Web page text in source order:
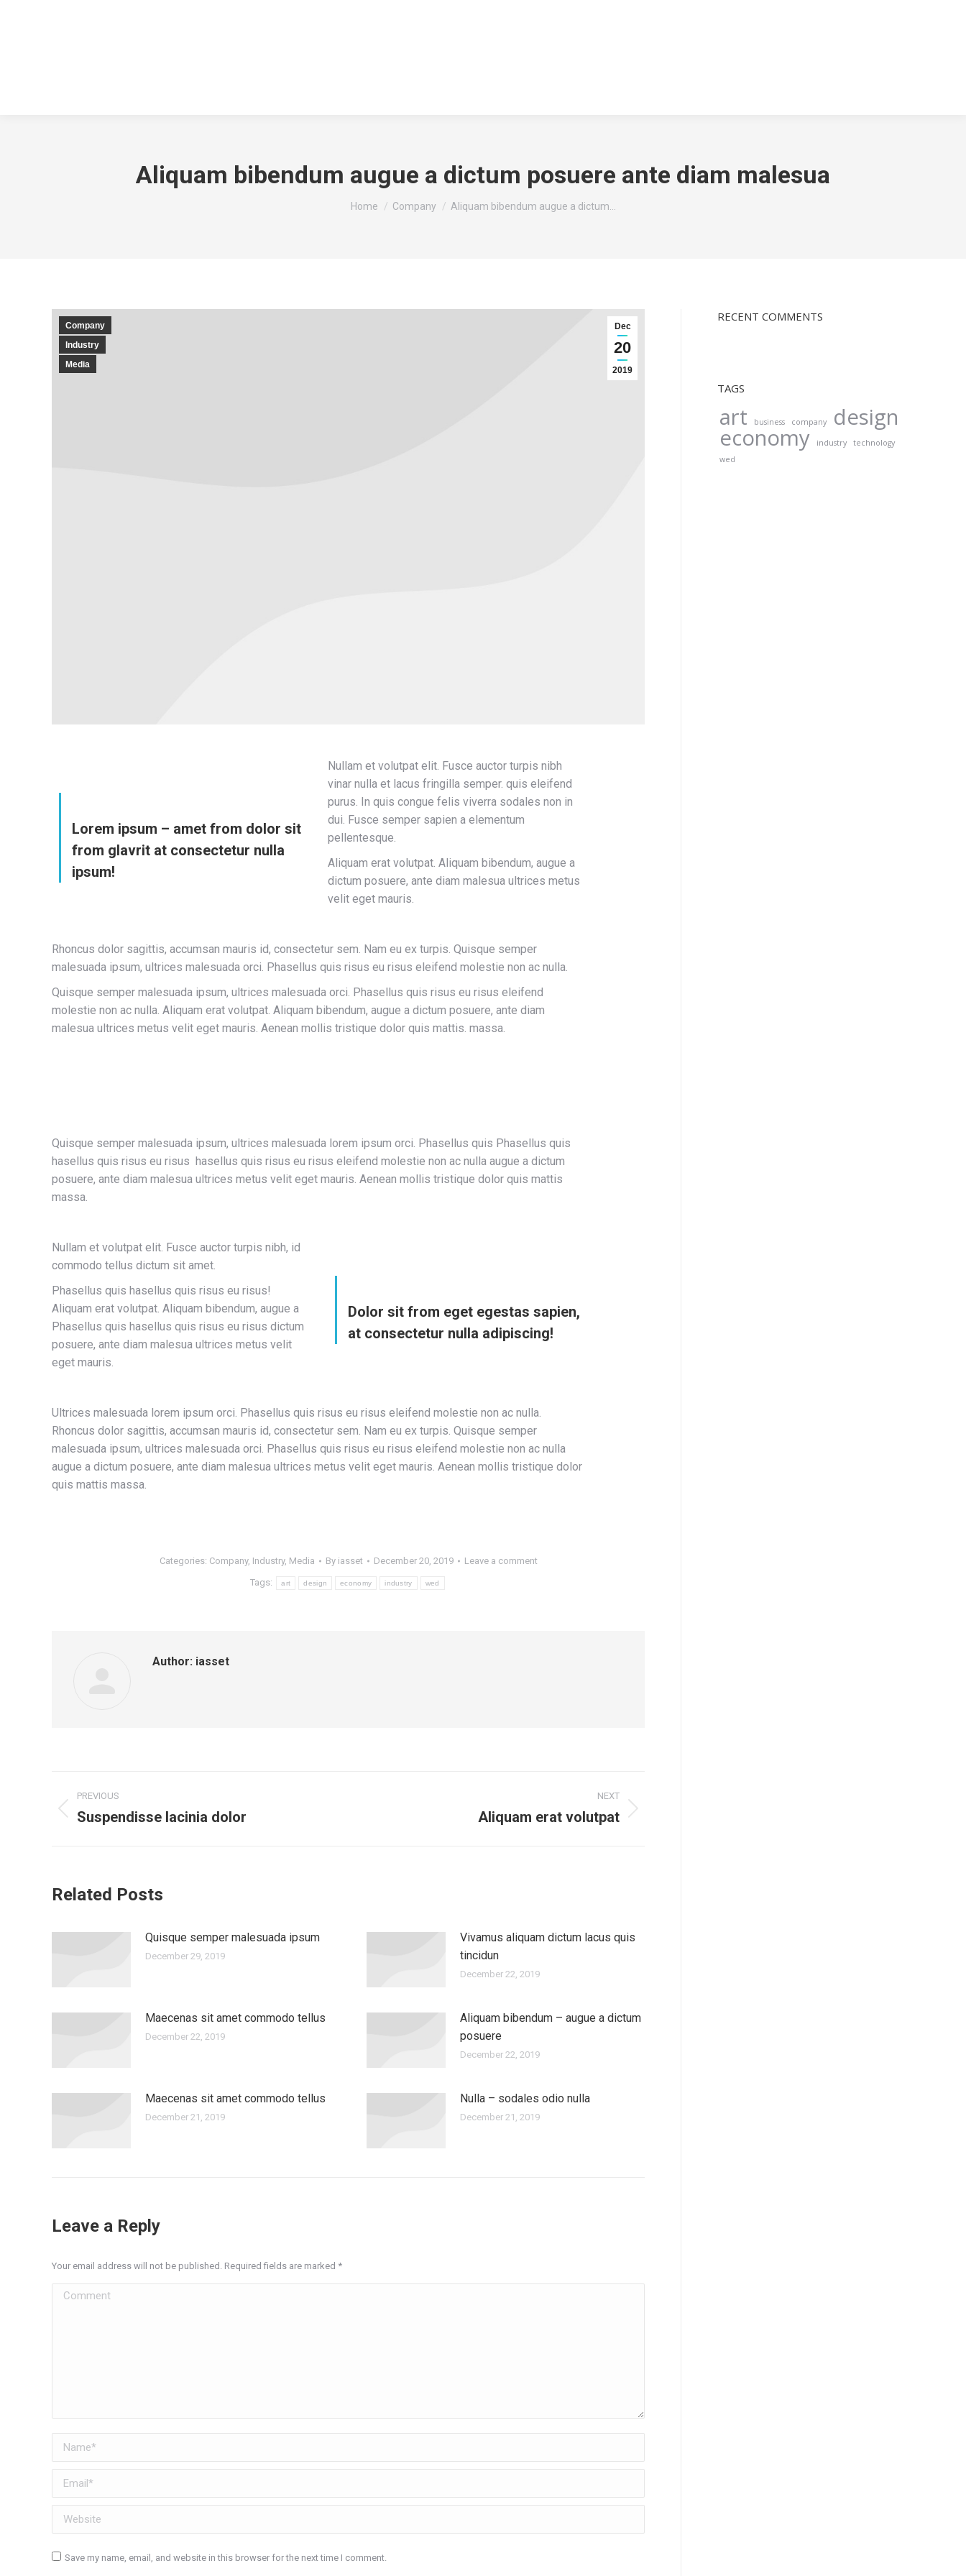
Aliquam bibendum augue a dictum posuere ante diam malesua
You are here:
Home Company Aliquam bibendum augue a dictum…
Dec
20
2019
Company
Industry
Media
Lorem ipsum – amet from dolor sit
from glavrit at consectetur nulla
ipsum!
Nullam et volutpat elit. Fusce auctor turpis nibh
vinar nulla et lacus fringilla semper. quis eleifend
purus. In quis congue felis viverra sodales non in
dui. Fusce semper sapien a elementum
pellentesque.
Aliquam erat volutpat. Aliquam bibendum, augue a
dictum posuere, ante diam malesua ultrices metus
velit eget mauris.
Rhoncus dolor sagittis, accumsan mauris id, consectetur sem. Nam eu ex turpis. Quisque semper
malesuada ipsum, ultrices malesuada orci. Phasellus quis risus eu risus eleifend molestie non ac nulla.
Quisque semper malesuada ipsum, ultrices malesuada orci. Phasellus quis risus eu risus eleifend
molestie non ac nulla. Aliquam erat volutpat. Aliquam bibendum, augue a dictum posuere, ante diam
malesua ultrices metus velit eget mauris. Aenean mollis tristique dolor quis mattis. massa.
Quisque semper malesuada ipsum, ultrices malesuada lorem ipsum orci. Phasellus quis Phasellus quis
hasellus quis risus eu risus hasellus quis risus eu risus eleifend molestie non ac nulla augue a dictum
posuere, ante diam malesua ultrices metus velit eget mauris. Aenean mollis tristique dolor quis mattis
massa.
Nullam et volutpat elit. Fusce auctor turpis nibh, id
commodo tellus dictum sit amet.
Phasellus quis hasellus quis risus eu risus!
Aliquam erat volutpat. Aliquam bibendum, augue a
Phasellus quis hasellus quis risus eu risus dictum
posuere, ante diam malesua ultrices metus velit
eget mauris.
Dolor sit from eget egestas sapien,
at consectetur nulla adipiscing!
Ultrices malesuada lorem ipsum orci. Phasellus quis risus eu risus eleifend molestie non ac nulla.
Rhoncus dolor sagittis, accumsan mauris id, consectetur sem. Nam eu ex turpis. Quisque semper
malesuada ipsum, ultrices malesuada orci. Phasellus quis risus eu risus eleifend molestie non ac nulla
augue a dictum posuere, ante diam malesua ultrices metus velit eget mauris. Aenean mollis tristique dolor
quis mattis massa.
Categories: Company, Industry, Media By iasset December 20, 2019 Leave a comment
Tags: art design economy industry wed
Author: iasset
Post
navigation
PREVIOUS
Previous
Suspendisse lacinia dolor
NEXT
Aliquam erat volutpat
Related Posts
Quisque semper malesuada ipsum
December 29, 2019
Vivamus aliquam dictum lacus quis
tincidun
December 22, 2019
Maecenas sit amet commodo tellus
December 22, 2019
Aliquam bibendum – augue a dictum
posuere
December 22, 2019
Maecenas sit amet commodo tellus
December 21, 2019
Nulla – sodales odio nulla
December 21, 2019
Leave a Reply
Your email address will not be published. Required fields are marked *
Comment
Name *
Email *
Website
Save my name, email, and website in this browser for the next time I comment.
RECENT COMMENTS
TAGS
art business company design
economy industry
technology
wed